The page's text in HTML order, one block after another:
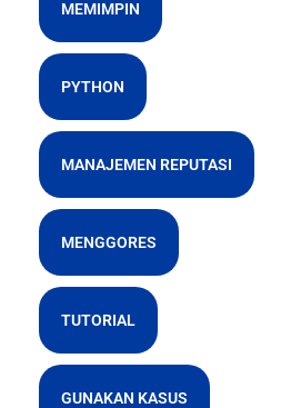
MEMIMPIN
PYTHON
MANAJEMEN REPUTASI
MENGGORES
TUTORIAL
GUNAKAN KASUS